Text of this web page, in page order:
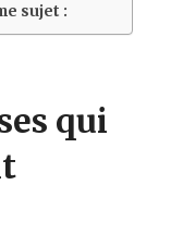
sujet :
qui